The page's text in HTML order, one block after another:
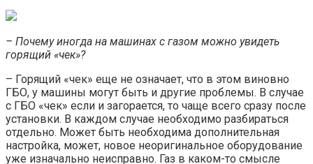
– Почему иногда на машинах с газом можно увидеть
горящий «чек»?
– Горящий «чек» еще не означает, что в этом виновно
ГБО, у машины могут быть и другие проблемы. В случае
с ГБО «чек» если и загорается, то чаще всего сразу после
установки. В каждом случае необходимо разбираться
отдельно. Может быть необходима дополнительная
настройка, может, новое неоригинальное оборудование
уже изначально неисправно. Газ в каком-то смысле